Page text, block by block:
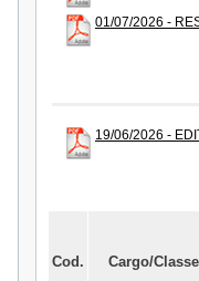
01/07/2026 -
19/06/2026 -
Cod. Cargo/Classe